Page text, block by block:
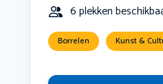
6 plekken
Borrelen Kunst &